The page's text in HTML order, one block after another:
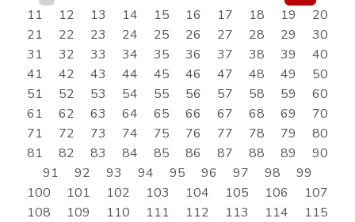
11
12 13 14 15 16 17 18 19
20
21
22 23 24 25 26 27 28 29
30
31
32 33 34 35 36 37 38 39
40
41
42 43 44 45 46 47 48 49
50
51
52 53 54 55 56 57 58 59
60
61
62 63 64 65 66 67 68 69
70
71
72 73 74 75 76 77 78 79
80
81
82 83 84 85 86 87 88 89
90
91
92 93 94 95 96 97 98
99
100
101 102 103 104 105 106
107
108
109 110 111 112 113 114
115